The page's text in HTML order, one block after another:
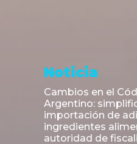
Noticia
CNV: Criterio
colocaciones